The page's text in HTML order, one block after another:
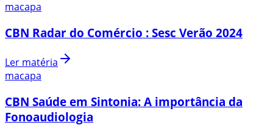
macapa
CBN Radar do Comércio : Sesc Verão 2024
Ler matéria
macapa
CBN Saúde em Sintonia: A importância da
Fonoaudiologia